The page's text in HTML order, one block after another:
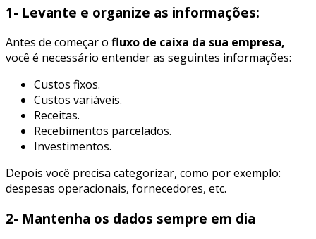
1- Levante e organize as informações:
Antes de começar o fluxo de caixa da sua empresa,
você é necessário entender as seguintes informações:
Custos fixos.
Custos variáveis.
Receitas.
Recebimentos parcelados.
Investimentos.
Depois você precisa categorizar, como por exemplo:
despesas operacionais, fornecedores, etc.
2- Mantenha os dados sempre em dia